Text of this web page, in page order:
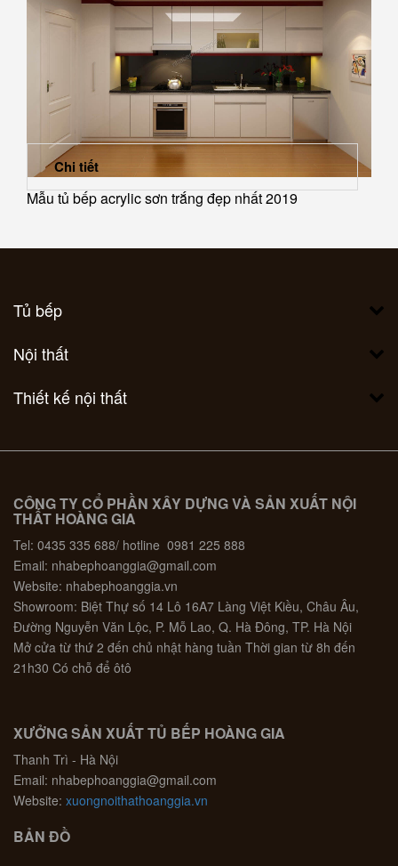
Mẫu tủ bếp acrylic sơn trắng đẹp nhất 2019
Chi tiết
Tủ bếp
Nội thất
Thiết kế nội thất
CÔNG TY CỔ PHẦN XÂY DỰNG VÀ SẢN XUẤT NỘI
THẤT HOÀNG GIA
Tel: 0435 335 688/ hotline 0981 225 888
Email: nhabephoanggia@gmail.com
Website: nhabephoanggia.vn
Showroom: Biệt Thự số 14 Lô 16A7 Làng Việt Kiều, Châu Âu,
Đường Nguyễn Văn Lộc, P. Mỗ Lao, Q. Hà Đông, TP. Hà Nội
Mở cửa từ thứ 2 đến chủ nhật hàng tuần Thời gian từ 8h đến
21h30 Có chỗ để ôtô
XƯỞNG SẢN XUẤT TỦ BẾP HOÀNG GIA
Thanh Trì - Hà Nội
Email: nhabephoanggia@gmail.com
Website: xuongnoithathoanggia.vn
BẢN ĐỒ